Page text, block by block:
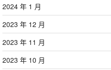
2024 年 1 月
2023 年 12 月
2023 年 11 月
2023 年 10 月